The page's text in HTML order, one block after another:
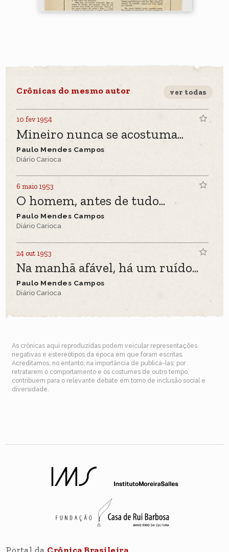
Crônicas do mesmo autor ver todas
10 fev 1954
Mineiro nunca se acostuma...
Paulo Mendes Campos
Diário Carioca
6 maio 1953
O homem, antes de tudo...
Paulo Mendes Campos
Diário Carioca
24 out 1953
Na manhã afável, há um ruído...
Paulo Mendes Campos
Diário Carioca
As crônicas aqui reproduzidas podem veicular representações
negativas e estereótipos da época em que foram escritas.
Acreditamos, no entanto, na importância de publicá-las: por
retratarem o comportamento e os costumes de outro tempo,
contribuem para o relevante debate em torno de inclusão social e
diversidade.
Portal da Crônica Brasileira